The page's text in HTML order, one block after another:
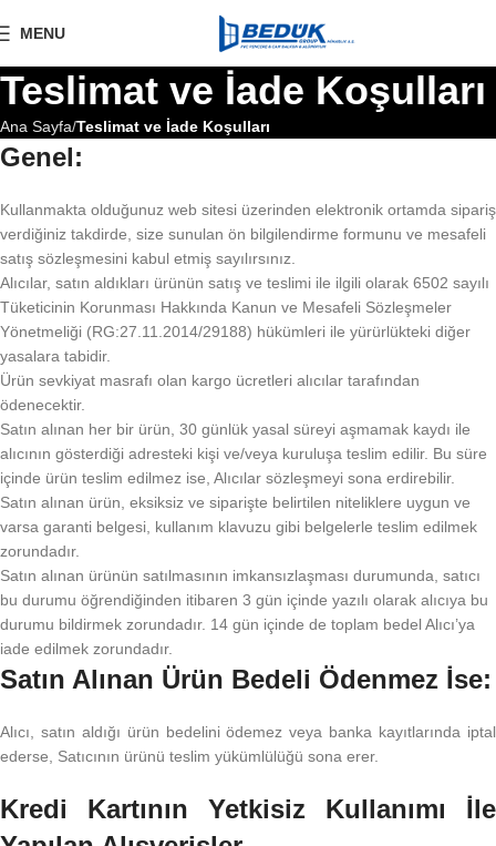
MENU
Teslimat ve İade Koşulları
Ana Sayfa Teslimat ve İade Koşulları
Genel:
Kullanmakta olduğunuz web sitesi üzerinden elektronik ortamda sipariş
verdiğiniz takdirde, size sunulan ön bilgilendirme formunu ve mesafeli
satış sözleşmesini kabul etmiş sayılırsınız.
Alıcılar, satın aldıkları ürünün satış ve teslimi ile ilgili olarak 6502 sayılı
Tüketicinin Korunması Hakkında Kanun ve Mesafeli Sözleşmeler
Yönetmeliği (RG:27.11.2014/29188) hükümleri ile yürürlükteki diğer
yasalara tabidir.
Ürün sevkiyat masrafı olan kargo ücretleri alıcılar tarafından
ödenecektir.
Satın alınan her bir ürün, 30 günlük yasal süreyi aşmamak kaydı ile
alıcının gösterdiği adresteki kişi ve/veya kuruluşa teslim edilir. Bu süre
içinde ürün teslim edilmez ise, Alıcılar sözleşmeyi sona erdirebilir.
Satın alınan ürün, eksiksiz ve siparişte belirtilen niteliklere uygun ve
varsa garanti belgesi, kullanım klavuzu gibi belgelerle teslim edilmek
zorundadır.
Satın alınan ürünün satılmasının imkansızlaşması durumunda, satıcı
bu durumu öğrendiğinden itibaren 3 gün içinde yazılı olarak alıcıya bu
durumu bildirmek zorundadır. 14 gün içinde de toplam bedel Alıcı’ya
iade edilmek zorundadır.
Satın Alınan Ürün Bedeli Ödenmez İse:
Alıcı, satın aldığı ürün bedelini ödemez veya banka kayıtlarında iptal
ederse, Satıcının ürünü teslim yükümlülüğü sona erer.
Kredi Kartının Yetkisiz Kullanımı İle